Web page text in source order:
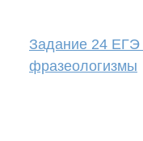
Задание 24 ЕГЭ
фразеологизмы